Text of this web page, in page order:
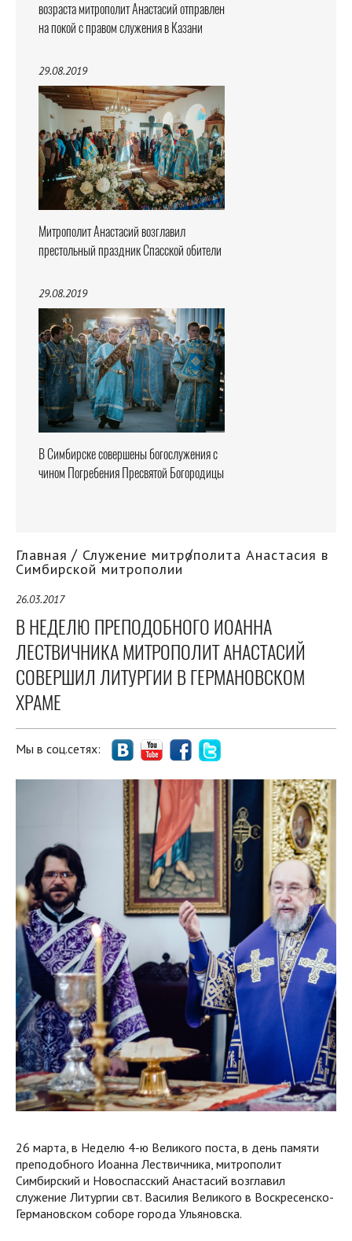
возраста митрополит Анастасий отправлен
на покой с правом служения в Казани
29.08.2019
Митрополит Анастасий возглавил
престольный праздник Спасской обители
29.08.2019
В Симбирске совершены богослужения с
чином Погребения Пресвятой Богородицы
Главная Служение митрополита Анастасия в
Симбирской митрополии
26.03.2017
В НЕДЕЛЮ ПРЕПОДОБНОГО ИОАННА
ЛЕСТВИЧНИКА МИТРОПОЛИТ АНАСТАСИЙ
СОВЕРШИЛ ЛИТУРГИИ В ГЕРМАНОВСКОМ
ХРАМЕ
Мы в соц.сетях:
26 марта, в Неделю 4-ю Великого поста, в день памяти
преподобного Иоанна Лествичника, митрополит
Симбирский и Новоспасский Анастасий возглавил
служение Литургии свт. Василия Великого в Воскресенско-
Германовском соборе города Ульяновска.